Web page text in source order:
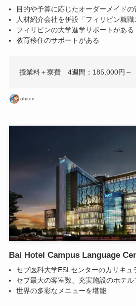
目的や予算に応じたオーダーメイドの
人材紹介会社を併設「フィリピン就職
フィリピンの大学進学サポートがある
教育移住のサポートがある
授業料＋寮費 4週間：185,000円～
ohitori
Bai Hotel Campus Language
セブ医科大学ESLセンターのカリキュ
セブ最大の客室数、充実施設のホテ
世界の多彩なメニューを堪能